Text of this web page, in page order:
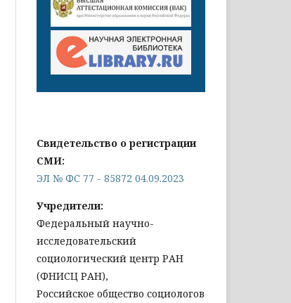
Свидетельство о регистрации
СМИ:
ЭЛ № ФС 77 - 85872 04.09.2023
Учредители:
Федеральный научно-
исследовательский
социологический центр РАН
(ФНИСЦ РАН),
Российское общество социологов